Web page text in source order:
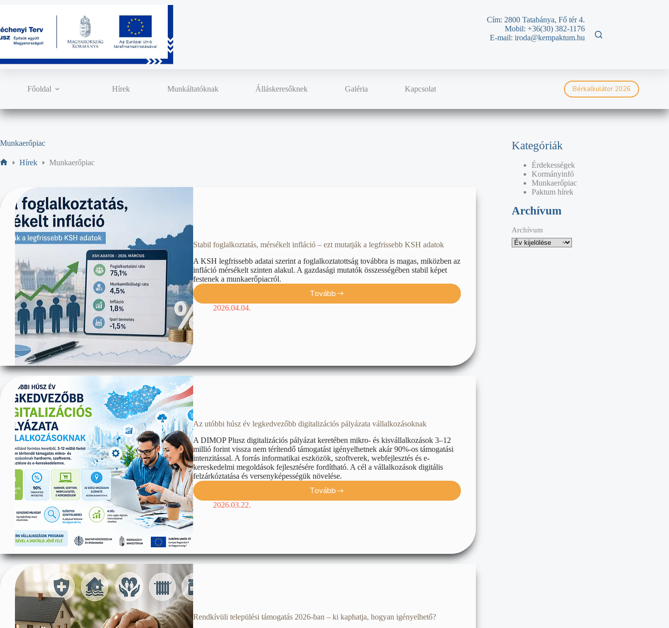
Cím: 2800 Tatabánya, Fő tér 4.
Mobil: +36(30) 382-1176
E-mail: iroda@kempaktum.hu
Főoldal Hírek Munkáltatóknak Álláskeresőknek Galéria Kapcsolat Bérkalkulátor 2026
Munkaerőpiac
Hírek Munkaerőpiac
Stabil foglalkoztatás, mérsékelt infláció – ezt mutatják a legfrissebb KSH adatok
A KSH legfrissebb adatai szerint a foglalkoztatottság továbbra is magas, miközben az
infláció mérsékelt szinten alakul. A gazdasági mutatók összességében stabil képet
festenek a munkaerőpiacról.
Tovább
2026.04.04.
Az utóbbi húsz év legkedvezőbb digitalizációs pályázata vállalkozásoknak
A DIMOP Plusz digitalizációs pályázat keretében mikro- és kisvállalkozások 3–12
millió forint vissza nem térítendő támogatást igényelhetnek akár 90%-os támogatási
intenzitással. A forrás informatikai eszközök, szoftverek, webfejlesztés és e-
kereskedelmi megoldások fejlesztésére fordítható. A cél a vállalkozások digitális
felzárkóztatása és versenyképességük növelése.
Tovább
2026.03.22.
Rendkívüli települési támogatás 2026-ban – ki kaphatja, hogyan igényelhető?
Kategóriák
Érdekességek
Kormányinfó
Munkaerőpiac
Paktum hírek
Archívum
Archívum